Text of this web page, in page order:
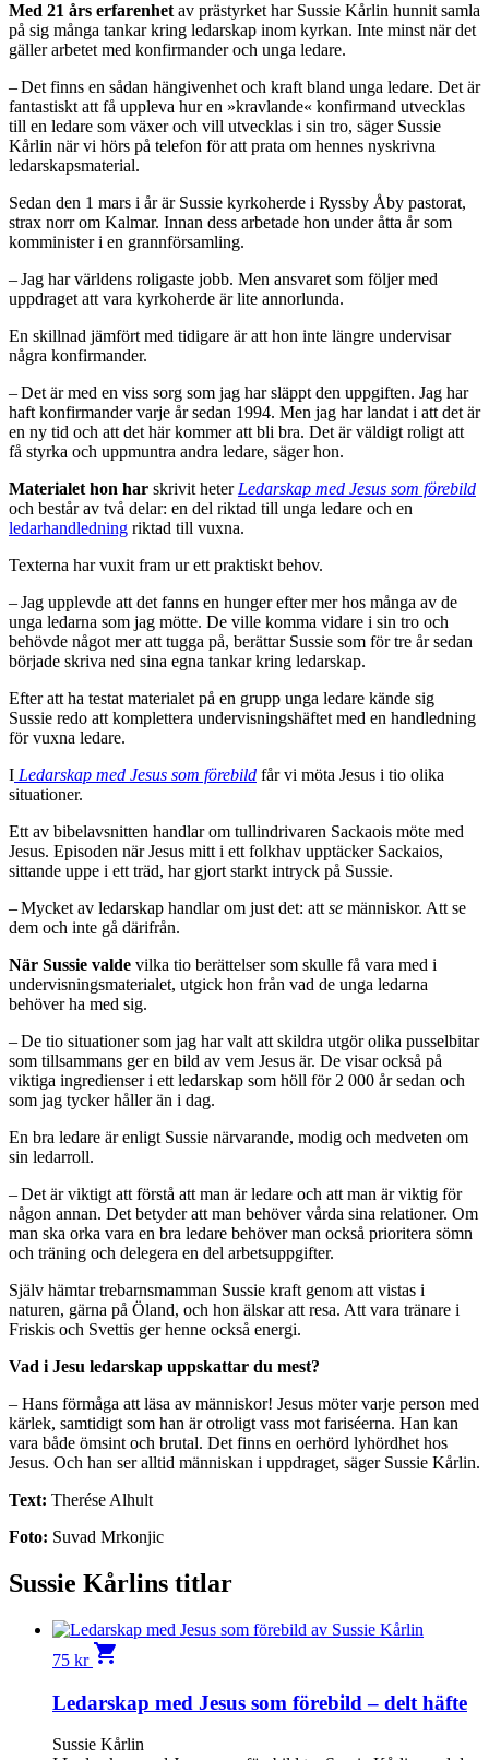
Med 21 års erfarenhet av prästyrket har Sussie Kårlin hunnit samla
på sig många tankar kring ledarskap inom kyrkan. Inte minst när det
gäller arbetet med konfirmander och unga ledare.
– Det finns en sådan hängivenhet och kraft bland unga ledare. Det är
fantastiskt att få uppleva hur en »kravlande« konfirmand utvecklas
till en ledare som växer och vill utvecklas i sin tro, säger Sussie
Kårlin när vi hörs på telefon för att prata om hennes nyskrivna
ledarskapsmaterial.
Sedan den 1 mars i år är Sussie kyrkoherde i Ryssby Åby pastorat,
strax norr om Kalmar. Innan dess arbetade hon under åtta år som
komminister i en grannförsamling.
– Jag har världens roligaste jobb. Men ansvaret som följer med
uppdraget att vara kyrkoherde är lite annorlunda.
En skillnad jämfört med tidigare är att hon inte längre undervisar
några konfirmander.
– Det är med en viss sorg som jag har släppt den uppgiften. Jag har
haft konfirmander varje år sedan 1994. Men jag har landat i att det är
en ny tid och att det här kommer att bli bra. Det är väldigt roligt att
få styrka och uppmuntra andra ledare, säger hon.
Materialet hon har skrivit heter Ledarskap med Jesus som förebild
och består av två delar: en del riktad till unga ledare och en
ledarhandledning riktad till vuxna.
Texterna har vuxit fram ur ett praktiskt behov.
– Jag upplevde att det fanns en hunger efter mer hos många av de
unga ledarna som jag mötte. De ville komma vidare i sin tro och
behövde något mer att tugga på, berättar Sussie som för tre år sedan
började skriva ned sina egna tankar kring ledarskap.
Efter att ha testat materialet på en grupp unga ledare kände sig
Sussie redo att komplettera undervisningshäftet med en handledning
för vuxna ledare.
I Ledarskap med Jesus som förebild får vi möta Jesus i tio olika
situationer.
Ett av bibelavsnitten handlar om tullin­drivaren Sackaois möte med
Jesus. Episoden när Jesus mitt i ett folkhav upptäcker Sackaios,
sittande uppe i ett träd, har gjort starkt intryck på Sussie.
– Mycket av ledarskap handlar om just det: att se människor. Att se
dem och inte gå därifrån.
När Sussie valde vilka tio berättelser som skulle få vara med i
undervisningsmaterialet, utgick hon från vad de unga ledarna
behöver ha med sig.
– De tio situationer som jag har valt att skildra utgör olika pusselbitar
som tillsammans ger en bild av vem Jesus är. De visar också på
viktiga ingredienser i ett ledarskap som höll för 2 000 år sedan och
som jag tycker håller än i dag.
En bra ledare är enligt Sussie närvarande, modig och medveten om
sin ledarroll.
– Det är viktigt att förstå att man är ledare och att man är viktig för
någon annan. Det betyder att man behöver vårda sina relationer. Om
man ska orka vara en bra ledare behöver man också prioritera sömn
och träning och delegera en del arbetsuppgifter.
Själv hämtar trebarnsmamman Sussie kraft genom att vistas i
naturen, gärna på Öland, och hon älskar att resa. Att vara tränare i
Friskis och Svettis ger henne också energi.
Vad i Jesu ledarskap uppskattar du mest?
– Hans förmåga att läsa av människor! Jesus möter varje person med
kärlek, samtidigt som han är otroligt vass mot fariséerna. Han kan
vara både ömsint och brutal. Det finns en oerhörd lyhördhet hos
Jesus. Och han ser alltid människan i uppdraget, säger Sussie Kårlin.
Text: Therése Alhult
Foto: Suvad Mrkonjic
Sussie Kårlins titlar
75 kr shopping_cart
Ledarskap med Jesus som förebild – delt häfte
Sussie Kårlin